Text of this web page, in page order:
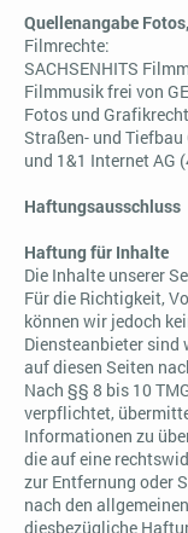
Quellenangabe
Filmrechte:
SACHSENHITS
Filmmusik frei von
Fotos und
Straßen- und Tiefbau
und 1&1 Internet AG
Haftungsausschluss
Haftung für Inhalte
Die Inhalte unserer
Für die Richtigkeit,
können wir jedoch
Diensteanbieter sind
auf diesen Seiten
Nach §§ 8 bis 10
verpflichtet,
Informationen zu
die auf eine
zur Entfernung oder
nach den
diesbezügliche